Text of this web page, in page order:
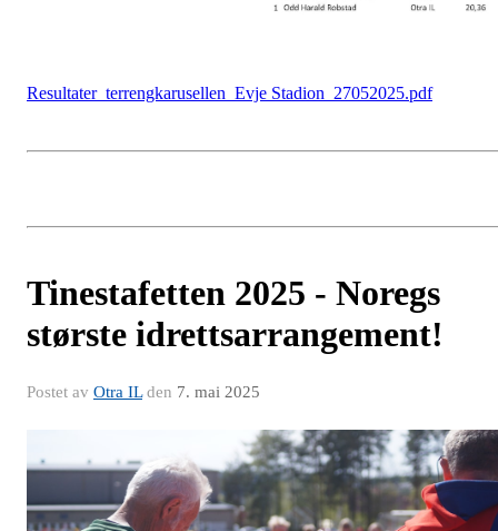
Resultater_terrengkarusellen_Evje Stadion_27052025.pdf
Tinestafetten 2025 - Noregs
største idrettsarrangement!
Postet av Otra ILden 7. mai 2025